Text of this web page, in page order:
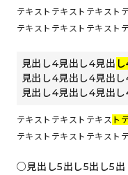
テキストテキストテキスト
テキストテキストテキスト
見出し4見出し4見出
見出し4見出し4見出
見出し4見出し4見出
テキストテキストテキス ト
テキストテキストテキスト
見出し5出し5出し5